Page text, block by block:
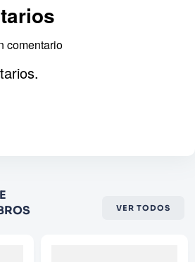
con esta aventura llena de
comentario
el producto de 1 a 5
VER TODOS